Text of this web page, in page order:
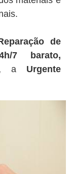
de
7 barato,
a Urgente